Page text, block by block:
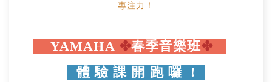
專注力！
YAMAHA ✤春季音樂班✤
體 驗 課 開 跑 囉 !